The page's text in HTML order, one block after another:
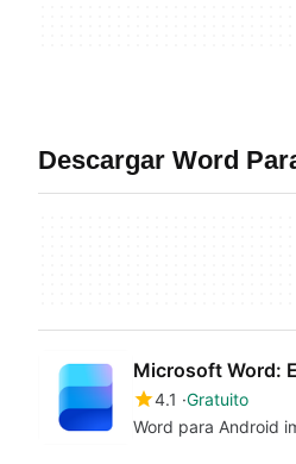
Descargar Word
Microsoft Word:
4.1 Gratuito
Word para Android